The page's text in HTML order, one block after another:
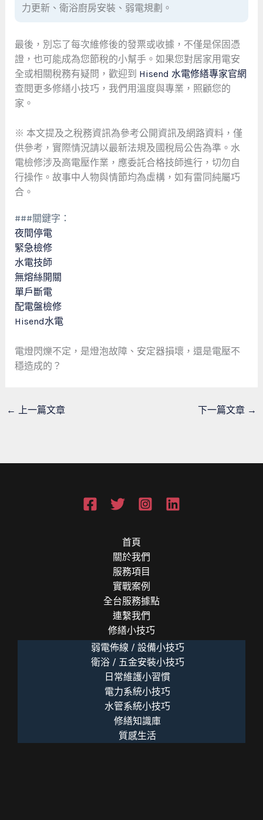
力更新、衛浴廚房安裝、弱電規劃。
最後，別忘了每次維修後的發票或收據，不僅是保固憑
證，也可能成為您節稅的小幫手。如果您對居家用電安
全或相關稅務有疑問，歡迎到 Hisend 水電修繕專家官網
查閱更多修繕小技巧，我們用溫度與專業，照顧您的
家。
※ 本文提及之稅務資訊為參考公開資訊及網路資料，僅
供參考，實際情況請以最新法規及國稅局公告為準。水
電檢修涉及高電壓作業，應委託合格技師進行，切勿自
行操作。故事中人物與情節均為虛構，如有雷同純屬巧
合。
###關鍵字：
夜間停電
緊急檢修
水電技師
無熔絲開關
單戶斷電
配電盤檢修
Hisend水電
電燈閃爍不定，是燈泡故障、安定器損壞，還是電壓不
穩造成的？
← 上一篇文章 下一篇文章 →
首頁
關於我們
服務項目
實戰案例
全台服務據點
連繫我們
修繕小技巧
弱電佈線 / 設備小技巧
衛浴 / 五金安裝小技巧
日常維護小習慣
電力系統小技巧
水管系統小技巧
修繕知識庫
質感生活